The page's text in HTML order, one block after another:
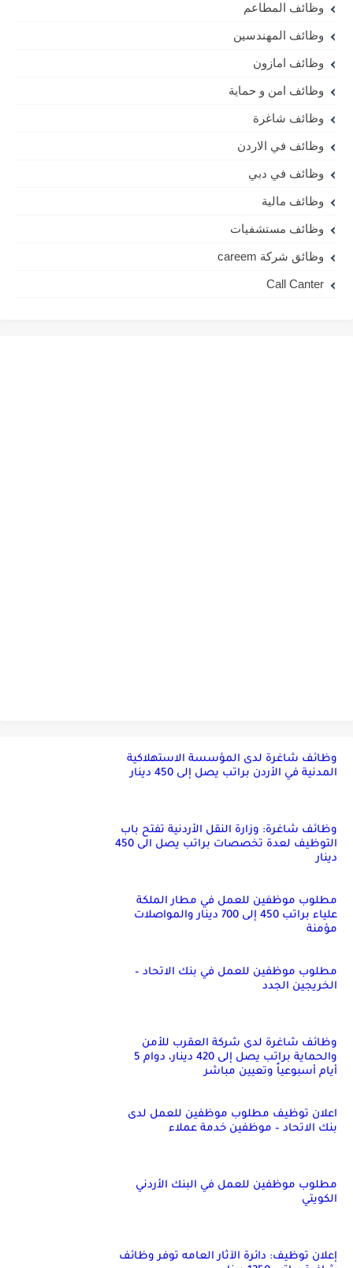
وظائف المطاعم
وظائف المهندسين
وظائف امازون
وظائف امن و حماية
وظائف شاغرة
وظائف في الاردن
وظائف في دبي
وظائف مالية
وظائف مستشفيات
وظائق شركة careem
Call Canter
وظائف شاغرة لدى المؤسسة الاستهلاكية
المدنية في الأردن براتب يصل إلى 450 دينار
وظائف شاغرة: وزارة النقل الأردنية تفتح باب
التوظيف لعدة تخصصات براتب يصل الى 450
دينار
مطلوب موظفين للعمل في مطار الملكة
علياء براتب 450 إلى 700 دينار والمواصلات
مؤمنة
مطلوب موظفين للعمل في بنك الاتحاد –
الخريجين الجدد
وظائف شاغرة لدى شركة العقرب للأمن
والحماية براتب يصل إلى 420 دينار، دوام 5
أيام أسبوعياً وتعيين مباشر
اعلان توظيف مطلوب موظفين للعمل لدى
بنك الاتحاد – موظفين خدمة عملاء
مطلوب موظفين للعمل في البنك الأردني
الكويتي
إعلان توظيف: دائرة الآثار العامه توفر وظائف